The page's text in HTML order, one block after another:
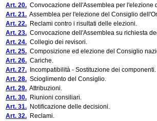
Art. 20. Convocazione dell'Assemblea per l'elezione
Art. 21. Assemblea per l'elezione del Consiglio
Art. 22. Reclami contro i risultati delle elezioni.
Art. 23. Convocazione dell'Assemblea su richiesta
Art. 24. Collegio dei revisori.
Art. 25. Composizione ed elezione del Consiglio
Art. 26. Cariche.
Art. 27. Incompatibilità - Sostituzione dei componenti.
Art. 28. Scioglimento del Consiglio.
Art. 29. Attribuzioni.
Art. 30. Riunioni consiliari.
Art. 31. Notificazione delle decisioni.
Art. 32. Reclami.